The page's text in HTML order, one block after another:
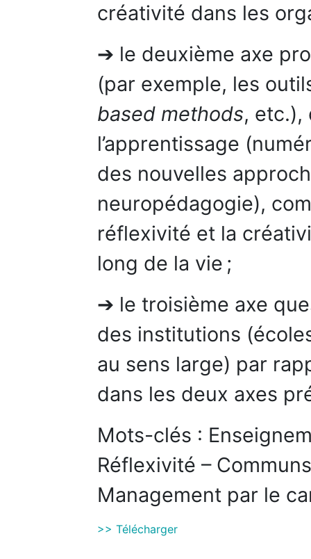
créativité dans les
➔ le deuxième axe
(par exemple, les
based methods, etc.),
l’apprentissage
des nouvelles
neuropédagogie),
réflexivité et la
long de la vie ;
➔ le troisième axe
des institutions
au sens large) par
dans les deux axes
Mots-clés :
Réflexivité –
Management par le
>> Télécharger